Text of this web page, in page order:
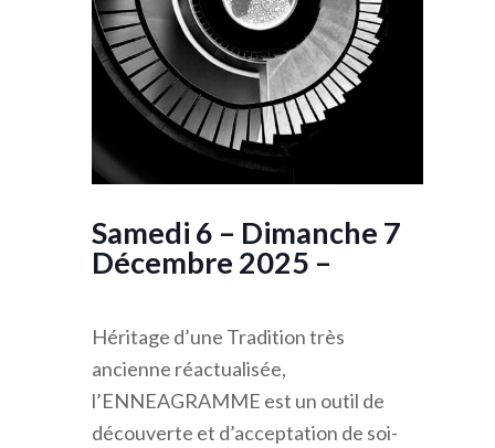
Samedi 6 – Dimanche 7
Décembre 2025 –
Héritage d’une Tradition très
ancienne réactualisée,
l’ENNEAGRAMME est un outil de
découverte et d’acceptation de soi-